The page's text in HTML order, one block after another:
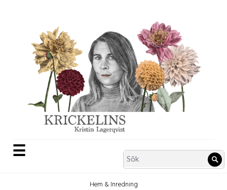
☰
Search
for:
Hem & Inredning